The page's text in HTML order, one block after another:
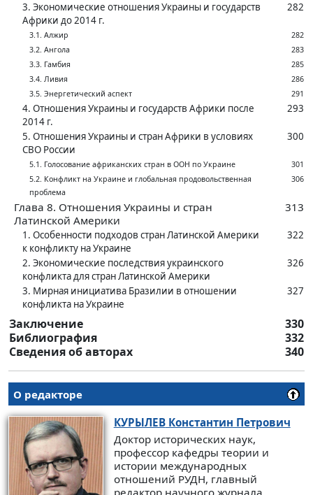
3. Экономические отношения Украины и государств
Африки до 2014 г.
282
3.1. Алжир
282
3.2. Ангола
283
3.3. Гамбия
285
3.4. Ливия
286
3.5. Энергетический аспект
291
4. Отношения Украины и государств Африки после
2014 г.
293
5. Отношения Украины и стран Африки в ‍условиях
СВО России
300
5.1. Голосование африканских стран в ‍ООН по Украине
301
5.2. Конфликт на Украине и глобальная продовольственная
проблема
306
Глава 8. Отношения Украины и стран
Латинской Америки
313
1. Особенности подходов стран Латинской Америки
к ‍конфликту на Украине
322
2. Экономические последствия украинского
конфликта для стран Латинской Америки
326
3. Мирная инициатива Бразилии в ‍отношении
конфликта на Украине
327
Заключение
330
Библиография
332
Сведения об авторах
340
О редакторе
КУРЫЛЕВКонстантин Петрович
Доктор исторических наук,
профессор кафедры теории и
истории международных
отношений РУДН, главный
редактор научного журнала